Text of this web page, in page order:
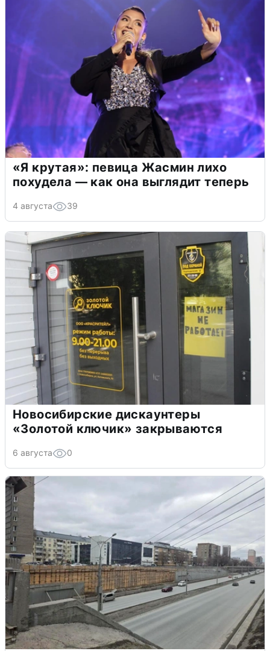
«Я крутая»: певица Жасмин лихо
похудела — как она выглядит теперь
4 августа 39
Новосибирские дискаунтеры
«Золотой ключик» закрываются
6 августа 0